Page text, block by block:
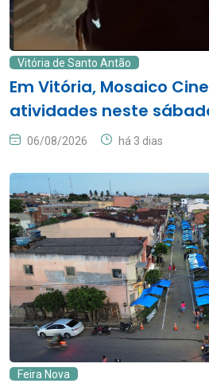
Vitória de Santo Antão
Em Vitória, Mosaico
atividades neste
06/08/2026 há 3 dias
Feira Nova